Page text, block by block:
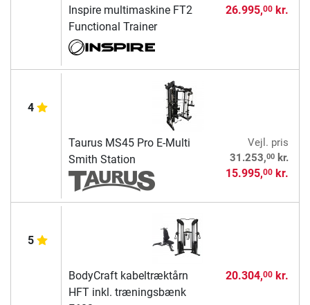
Inspire multimaskine FT2
Functional Trainer
26.995,00kr.
4
Taurus MS45 Pro E-Multi
Smith Station
Vejl. pris
31.253,00kr.
15.995,00kr.
5
BodyCraft kabeltræktårn
HFT inkl. træningsbænk
20.304,00kr.